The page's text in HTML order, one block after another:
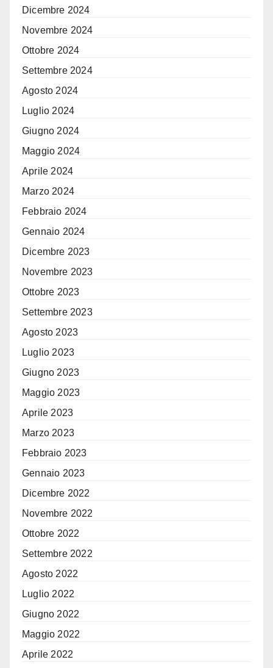
Dicembre 2024
Novembre 2024
Ottobre 2024
Settembre 2024
Agosto 2024
Luglio 2024
Giugno 2024
Maggio 2024
Aprile 2024
Marzo 2024
Febbraio 2024
Gennaio 2024
Dicembre 2023
Novembre 2023
Ottobre 2023
Settembre 2023
Agosto 2023
Luglio 2023
Giugno 2023
Maggio 2023
Aprile 2023
Marzo 2023
Febbraio 2023
Gennaio 2023
Dicembre 2022
Novembre 2022
Ottobre 2022
Settembre 2022
Agosto 2022
Luglio 2022
Giugno 2022
Maggio 2022
Aprile 2022